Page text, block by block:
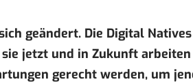
geändert. Die Digital
jetzt und in Zukunft
gerecht werden, um